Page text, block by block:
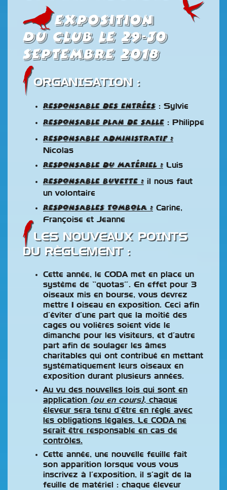
exposition
du club le 29-30
septembre 2018
ORGANISATION :
Responsable des entrées : Sylvie
Responsable plan de salle : Philippe
Responsable administratif :
Nicolas
Responsable du matériel : Luis
Responsable buvette : il nous faut
un volontaire
Responsables tombola : Carine,
Françoise et Jeanne
LES NOUVEAUX POINTS
DU RÈGLEMENT :
Cette année, le CODA met en place un
système de “quotas”. En effet pour 3
oiseaux mis en bourse, vous devrez
mettre 1 oiseau en exposition. Ceci afin
d’éviter d’une part que la moitié des
cages ou volières soient vide le
dimanche pour les visiteurs, et d’autre
part afin de soulager les âmes
charitables qui ont contribué en mettant
systématiquement leurs oiseaux en
exposition durant plusieurs années.
Au vu des nouvelles lois qui sont en
application (ou en cours), chaque
éleveur sera tenu d’être en règle avec
les obligations légales. Le CODA ne
serait être responsable en cas de
contrôles.
Cette année, une nouvelle feuille fait
son apparition lorsque vous vous
inscrivez à l’exposition, il s’agit de la
feuille de matériel : chaque éleveur